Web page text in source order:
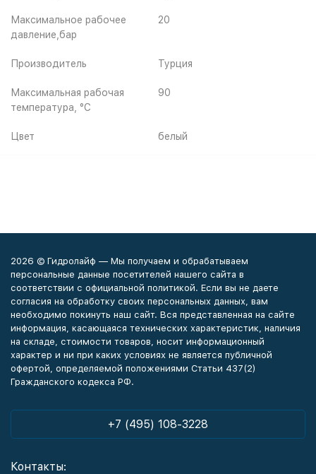
Максимальное рабочее
давление,бар
20
Производитель Турция
Максимальная рабочая
температура, °С
90
Цвет белый
2026 © Гидролайф — Мы получаем и обрабатываем
персональные данные посетителей нашего сайта в
соответствии с официальной политикой. Если вы не даете
согласия на обработку своих персональных данных, вам
необходимо покинуть наш сайт. Вся представленная на сайте
информация, касающаяся технических характеристик, наличия
на складе, стоимости товаров, носит информационный
характер и ни при каких условиях не является публичной
офертой, определяемой положениями Статьи 437(2)
Гражданского кодекса РФ.
+7 (495) 108-3228
Контакты: